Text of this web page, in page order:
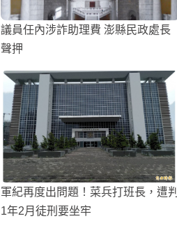
議員任內涉詐助理費 澎縣民政處長
聲押
軍紀再度出問題！菜兵打班長，遭判
1年2月徒刑要坐牢